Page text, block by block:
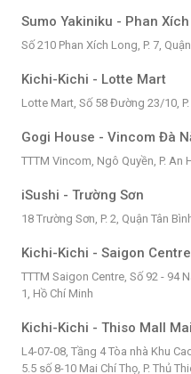
Sumo Yakiniku - Phan
Số 210 Phan Xích Long, P. 7,
Kichi-Kichi - Lotte Mart
Lotte Mart, Số 58 Đường 23/10,
Gogi House - Vincom Đà
TTTM Vincom, Ngô Quyền, P. An
iSushi - Trường Sơn
18 Trường Sơn, P. 2, Quận Tân
Kichi-Kichi - Saigon Centre
TTTM Saigon Centre, Số 92 - 94
1, Hồ Chí Minh
Kichi-Kichi - Thiso Mall
L4-07-08, Tầng 4 Tòa nhà Khu
5.5 số 8-10 Mai Chí Thọ, P. Thủ